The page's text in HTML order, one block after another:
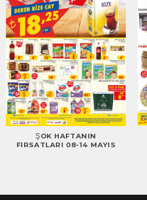
ŞOK HAFTANIN
FIRSATLARI 08-14 MAYIS